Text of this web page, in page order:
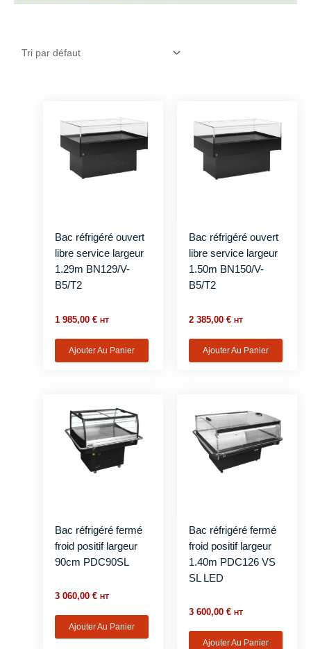
Bac réfrigéré ouvert
libre service largeur
1.29m BN129/V-
B5/T2
1 985,00 € HT
Ajouter Au Panier
Bac réfrigéré ouvert
libre service largeur
1.50m BN150/V-
B5/T2
2 385,00 € HT
Ajouter Au Panier
Bac réfrigéré fermé
froid positif largeur
90cm PDC90SL
3 060,00 € HT
Ajouter Au Panier
Bac réfrigéré fermé
froid positif largeur
1.40m PDC126 VS
SL LED
3 600,00 € HT
Ajouter Au Panier